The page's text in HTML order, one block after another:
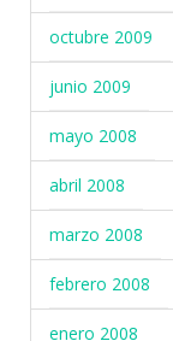
octubre 2009
junio 2009
mayo 2008
abril 2008
marzo 2008
febrero 2008
enero 2008